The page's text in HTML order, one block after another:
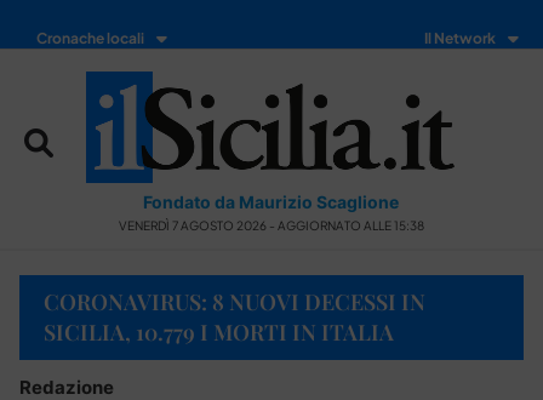
Cronache locali Il Network
Fondato da Maurizio Scaglione
VENERDÌ 7 AGOSTO 2026 - AGGIORNATO ALLE 15:38
CORONAVIRUS: 8 NUOVI DECESSI IN
SICILIA, 10.779 I MORTI IN ITALIA
Redazione